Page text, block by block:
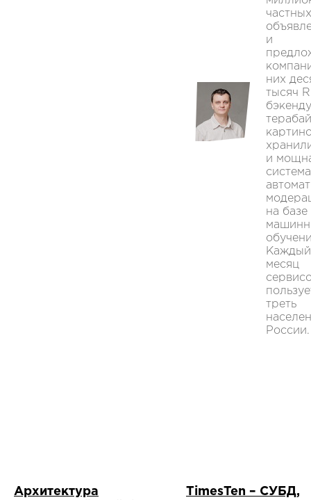
частных
и
них
тысяч
и
система
на базе
Каждый
месяц
треть
России.
Архитектура
TimesTen – СУБД,